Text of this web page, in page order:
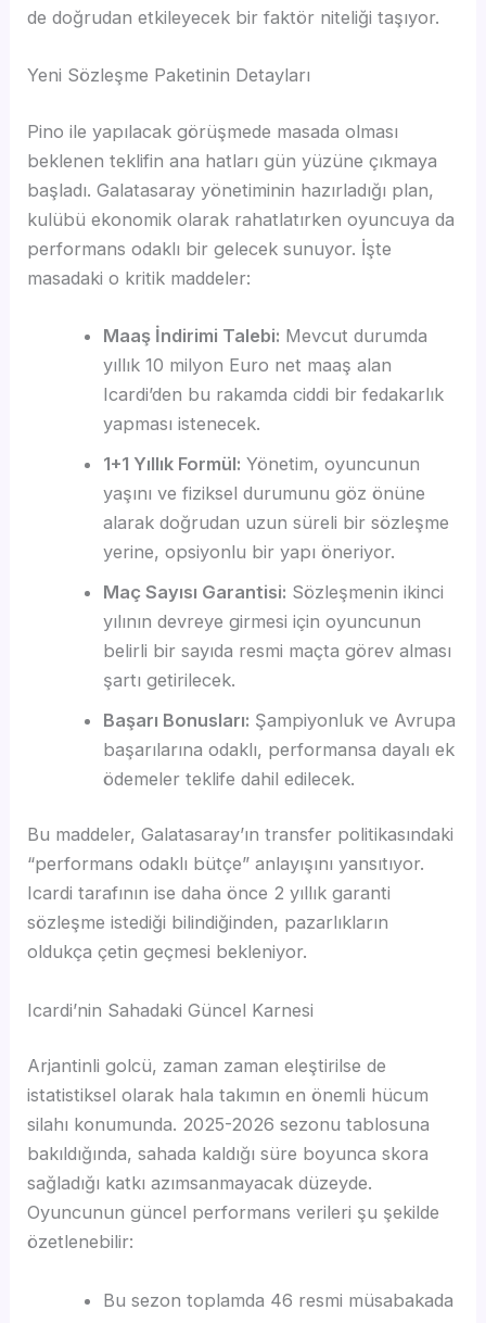
de doğrudan etkileyecek bir faktör niteliği taşıyor.
Yeni Sözleşme Paketinin Detayları
Pino ile yapılacak görüşmede masada olması
beklenen teklifin ana hatları gün yüzüne çıkmaya
başladı. Galatasaray yönetiminin hazırladığı plan,
kulübü ekonomik olarak rahatlatırken oyuncuya da
performans odaklı bir gelecek sunuyor. İşte
masadaki o kritik maddeler:
Maaş İndirimi Talebi: Mevcut durumda
yıllık 10 milyon Euro net maaş alan
Icardi’den bu rakamda ciddi bir fedakarlık
yapması istenecek.
1+1 Yıllık Formül: Yönetim, oyuncunun
yaşını ve fiziksel durumunu göz önüne
alarak doğrudan uzun süreli bir sözleşme
yerine, opsiyonlu bir yapı öneriyor.
Maç Sayısı Garantisi: Sözleşmenin ikinci
yılının devreye girmesi için oyuncunun
belirli bir sayıda resmi maçta görev alması
şartı getirilecek.
Başarı Bonusları: Şampiyonluk ve Avrupa
başarılarına odaklı, performansa dayalı ek
ödemeler teklife dahil edilecek.
Bu maddeler, Galatasaray’ın transfer politikasındaki
“performans odaklı bütçe” anlayışını yansıtıyor.
Icardi tarafının ise daha önce 2 yıllık garanti
sözleşme istediği bilindiğinden, pazarlıkların
oldukça çetin geçmesi bekleniyor.
Icardi’nin Sahadaki Güncel Karnesi
Arjantinli golcü, zaman zaman eleştirilse de
istatistiksel olarak hala takımın en önemli hücum
silahı konumunda. 2025-2026 sezonu tablosuna
bakıldığında, sahada kaldığı süre boyunca skora
sağladığı katkı azımsanmayacak düzeyde.
Oyuncunun güncel performans verileri şu şekilde
özetlenebilir:
Bu sezon toplamda 46 resmi müsabakada